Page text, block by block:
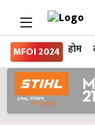
MFOI 2024 होम